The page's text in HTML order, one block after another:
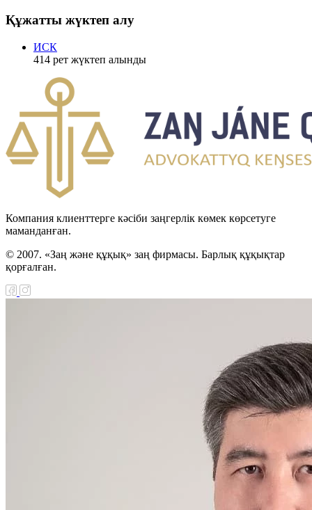
Құжатты жүктеп алу
ИСК
414 рет жүктеп алынды
Компания клиенттерге кәсіби заңгерлік көмек көрсетуге
маманданған.
© 2007. «Заң және құқық» заң фирмасы. Барлық құқықтар
қорғалған.